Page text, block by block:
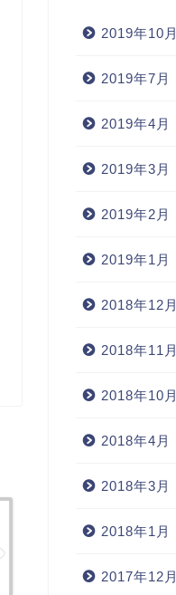
2019年10月
2019年7月
2019年4月
2019年3月
2019年2月
2019年1月
2018年12月
2018年11月
2018年10月
2018年4月
2018年3月
2018年1月
2017年12月